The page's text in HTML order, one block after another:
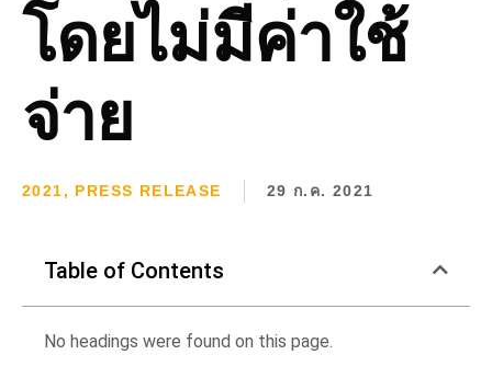
โดยไม่มีค่าใช้
จ่าย
2021, PRESS RELEASE 29 ก.ค. 2021
Table of Contents
No headings were found on this page.